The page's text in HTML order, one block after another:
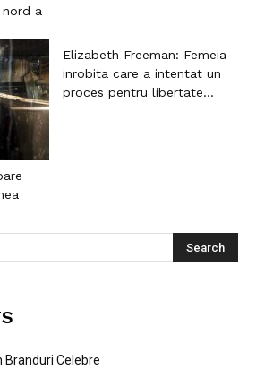
a
Elizabeth Freeman: Femeia
inrobita care a intentat un
proces pentru libertate...
Celebre